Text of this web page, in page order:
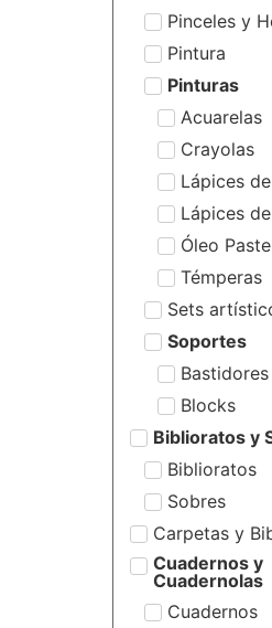
Pinceles y
Pintura
Pinturas
Acuarelas
Crayolas
Lápices
Lápices
Óleo
Témperas
Sets
Soportes
Bastidores
Blocks
Biblioratos y
Biblioratos
Sobres
Carpetas y
Cuadernos y
Cuadernolas
Cuadernos